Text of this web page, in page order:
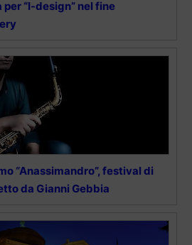
“I-design” nel fine
“Anassimandro”, festival di
da Gianni Gebbia